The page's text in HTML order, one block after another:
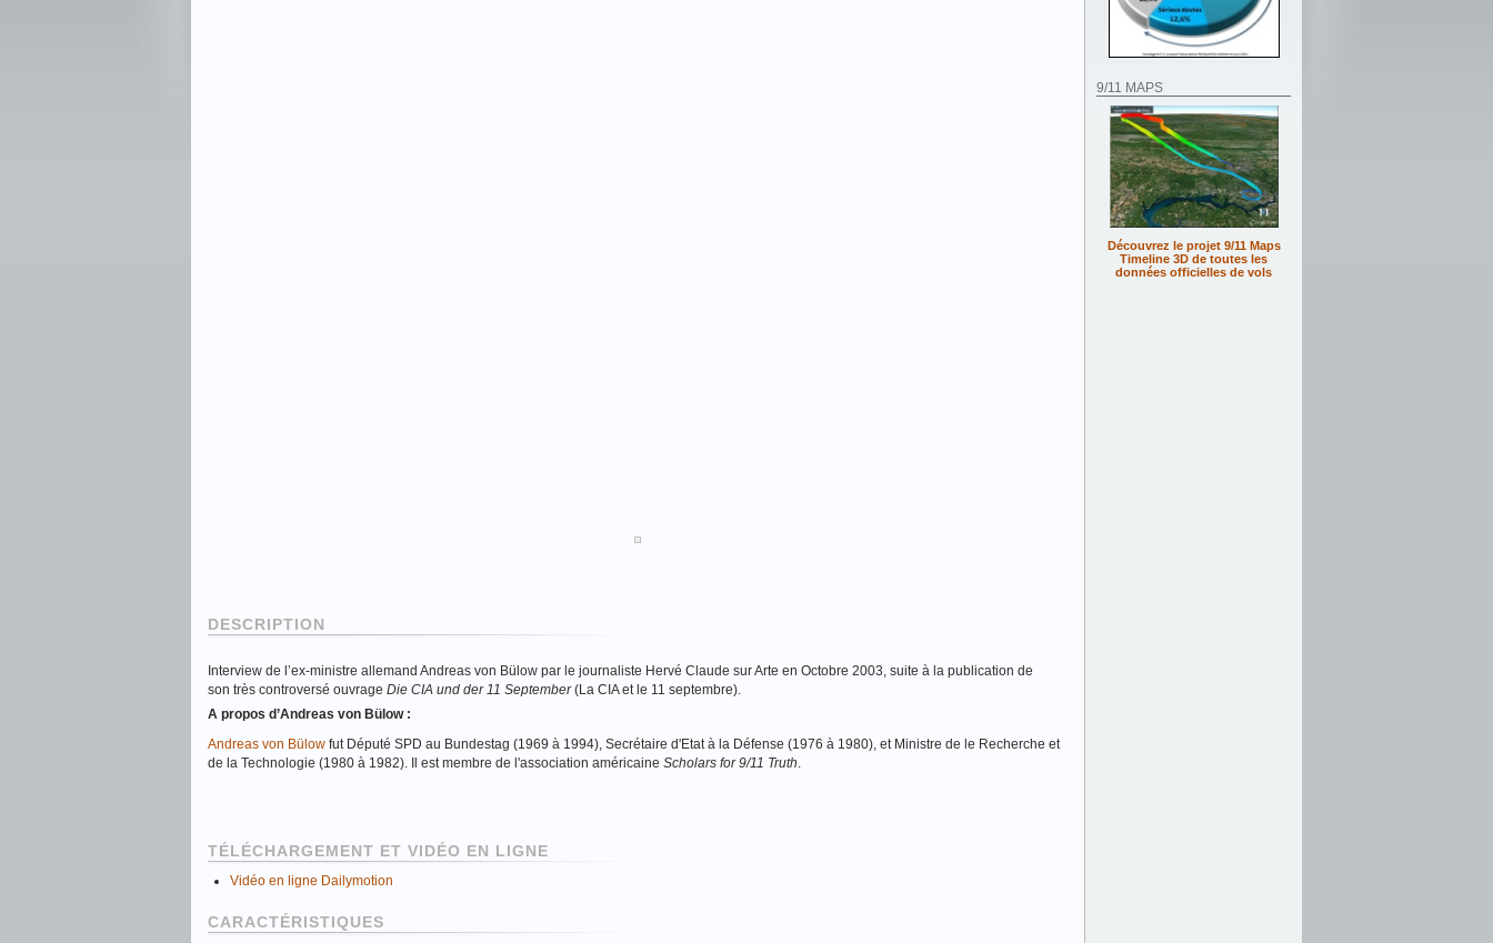
DESCRIPTION
Interview de l’ex-ministre allemand Andreas von Bülow par le journaliste Hervé Claude sur Arte en Octobre 2003, suite à la publication de
son très controversé ouvrage Die CIA und der 11 September(La CIA et le 11 septembre).
A propos d’Andreas von Bülow :
Andreas von Bülow fut Député SPD au Bundestag (1969 à 1994), Secrétaire d'Etat à la Défense (1976 à 1980), et Ministre de le Recherche et
de la Technologie (1980 à 1982). Il est membre de l'association américaine Scholars for 9/11 Truth.
TÉLÉCHARGEMENT ET VIDÉO EN LIGNE
Vidéo en ligne Dailymotion
CARACTÉRISTIQUES
9/11 MAPS
Découvrez le projet 9/11 Maps
Timeline 3D de toutes les
données officielles de vols